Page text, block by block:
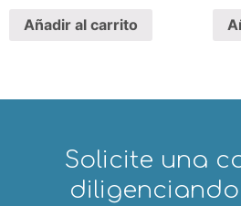
Añadir al carrito
Solicite una